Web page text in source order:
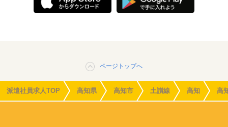
ページトップへ
派遣社員求人TOP 高知県 高知市 土讃線 高知 高